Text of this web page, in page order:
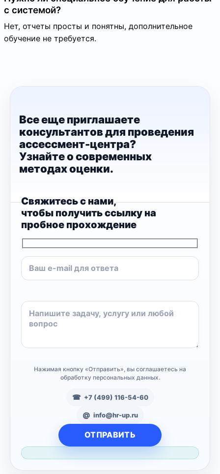
с системой?
Нет, отчеты просты и понятны, дополнительное
обучение не требуется.
Все еще приглашаете
консультантов для проведения
ассессмент-центра?
Узнайте о современных
методах оценки.
Свяжитесь с нами,
чтобы получить ссылку на
пробное прохождение
Нажимая кнопку «Отправить», вы соглашаетесь на
обработку персональных данных.
+7 (499) 116-54-60
info@hr-up.ru